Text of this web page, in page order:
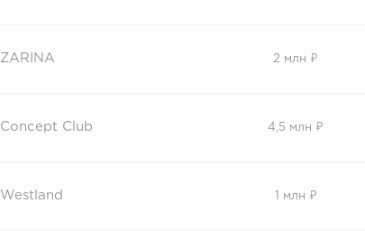
ZARINA 2 млн ₽
Concept Club 4,5 млн ₽
Westland 1 млн ₽